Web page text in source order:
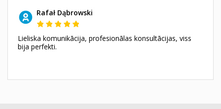
Rafał Dąbrowski
Lieliska komunikācija, profesionālas konsultācijas, viss
bija perfekti.